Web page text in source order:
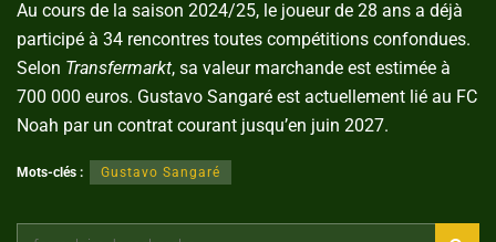
Au cours de la saison 2024/25, le joueur de 28 ans a déjà
participé à 34 rencontres toutes compétitions confondues.
Selon Transfermarkt, sa valeur marchande est estimée à
700 000 euros. Gustavo Sangaré est actuellement lié au FC
Noah par un contrat courant jusqu’en juin 2027.
Mots-clés : Gustavo Sangaré